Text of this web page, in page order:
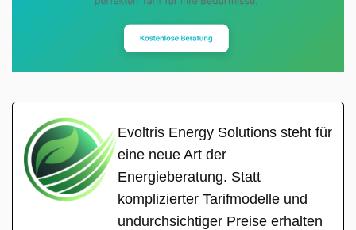
Evoltris Energy Solutions steht für
eine neue Art der
Energieberatung. Statt
komplizierter Tarifmodelle und
undurchsichtiger Preise erhalten